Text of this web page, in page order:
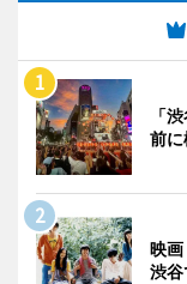
「
前に
映画
渋